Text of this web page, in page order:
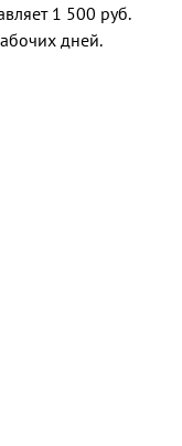
1 500 руб.
дней.